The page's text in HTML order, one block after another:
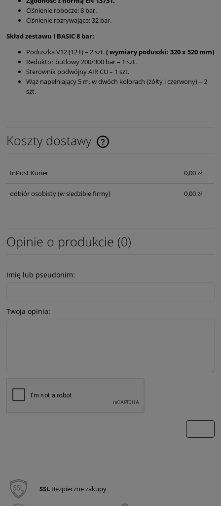
Ciśnienie robocze: 8 bar.
Ciśnienie rozrywające: 32 bar.
Skład zestawu I BASIC 8 bar:
Poduszka V12 (12 t) – 2 szt.( wymiary poduszki: 320 x 520 mm)
Reduktor butlowy 200/300 bar – 1 szt.
Sterownik podwójny AIR CU – 1 szt.
Wąż napełniający 5 m, w dwóch kolorach (żółty i czerwony) – 2
szt.
Koszty dostawy
Cena nie zawiera ewentualnych kosztów płatności
InPost Kurier 0,00 zł
odbiór osobisty(w siedzibie firmy) 0,00 zł
Opinie o produkcie (0)
Imię lub pseudonim:
Twoja opinia:
SSL Bezpieczne zakupy